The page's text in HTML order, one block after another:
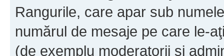
Rangurile, care apar sub
numărul de mesaje pe care le-
(de exemplu moderatorii şi